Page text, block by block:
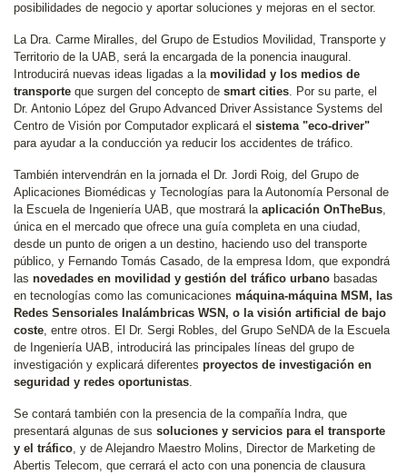
posibilidades de negocio y aportar soluciones y mejoras en el sector.
La Dra. Carme Miralles, del Grupo de Estudios Movilidad, Transporte y
Territorio de la UAB, será la encargada de la ponencia inaugural.
Introducirá nuevas ideas ligadas a la movilidad y los medios de
transporte que surgen del concepto de smart cities. Por su parte, el
Dr. Antonio López del Grupo Advanced Driver Assistance Systems del
Centro de Visión por Computador explicará el sistema "eco-driver"
para ayudar a la conducción ya reducir los accidentes de tráfico.
También intervendrán en la jornada el Dr. Jordi Roig, del Grupo de
Aplicaciones Biomédicas y Tecnologías para la Autonomía Personal de
la Escuela de Ingeniería UAB, que mostrará la aplicación OnTheBus,
única en el mercado que ofrece una guía completa en una ciudad,
desde un punto de origen a un destino, haciendo uso del transporte
público, y Fernando Tomás Casado, de la empresa Idom, que expondrá
las novedades en movilidad y gestión del tráfico urbano basadas
en tecnologías como las comunicaciones máquina-máquina MSM, las
Redes Sensoriales Inalámbricas WSN, o la visión artificial de bajo
coste, entre otros. El Dr. Sergi Robles, del Grupo SeNDA de la Escuela
de Ingeniería UAB, introducirá las principales líneas del grupo de
investigación y explicará diferentes proyectos de investigación en
seguridad y redes oportunistas.
Se contará también con la presencia de la compañía Indra, que
presentará algunas de sus soluciones y servicios para el transporte
y el tráfico, y de Alejandro Maestro Molins, Director de Marketing de
Abertis Telecom, que cerrará el acto con una ponencia de clausura